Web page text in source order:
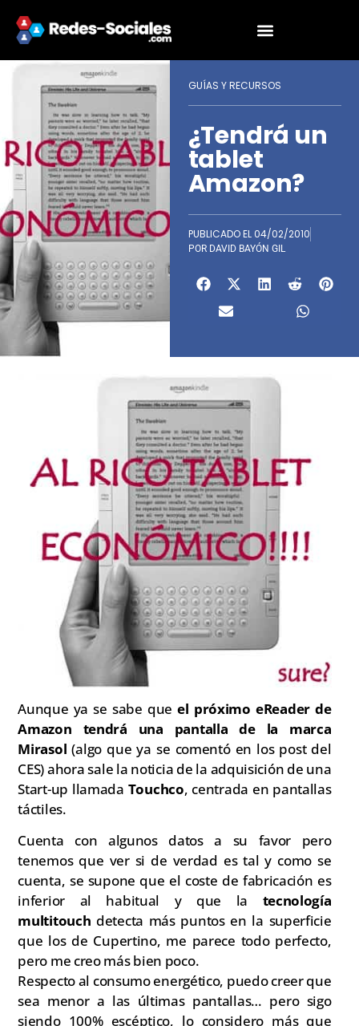
GUÍAS Y RECURSOS
¿Tendrá un
tablet
Amazon?
PUBLICADO EL 04/02/2010
POR DAVID BAYÓN GIL
Aunque ya se sabe queel próximo eReader de
Amazon tendrá una pantalla de la marca
Mirasol (algo que ya se comentó en los post del
CES) ahora sale la noticia de la adquisición de una
Start-up llamada Touchco, centrada en pantallas
táctiles.
Cuenta con algunos datos a su favor pero
tenemos que ver si de verdad es tal y como se
cuenta, se supone que el coste de fabricación es
inferior al habitual y que la tecnología
multitouch detecta más puntos en la superficie
que los de Cupertino, me parece todo perfecto,
pero me creo más bien poco.
Respecto al consumo energético, puedo creer que
sea menor a las últimas pantallas… pero sigo
siendo 100% escéptico, lo considero más que